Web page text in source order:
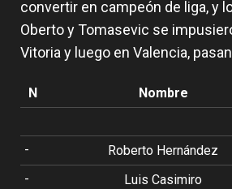
convertir en campeón de liga, y
Oberto y Tomasevic se
Vitoria y luego en Valencia,
N Nombre
- Roberto Hernández
-
Luis Casimiro